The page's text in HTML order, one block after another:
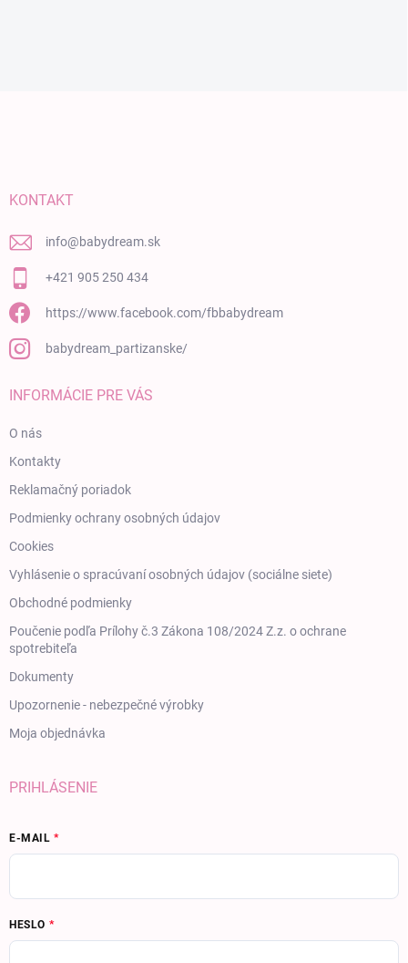
KONTAKT
info@babydream.sk
+421 905 250 434
https://www.facebook.com/fbbabydream
babydream_partizanske/
INFORMÁCIE PRE VÁS
O nás
Kontakty
Reklamačný poriadok
Podmienky ochrany osobných údajov
Cookies
Vyhlásenie o spracúvaní osobných údajov (sociálne siete)
Obchodné podmienky
Poučenie podľa Prílohy č.3 Zákona 108/2024 Z.z. o ochrane
spotrebiteľa
Dokumenty
Upozornenie - nebezpečné výrobky
Moja objednávka
PRIHLÁSENIE
E-MAIL
HESLO